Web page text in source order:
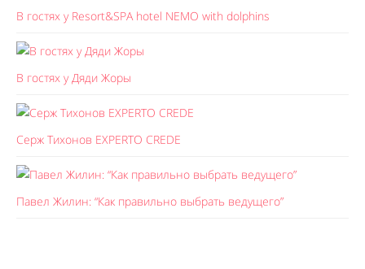
В гостях у Resort&SPA hotel NEMO with dolphins
В гостях у Дяди Жоры
Серж Тихонов EXPERTO CREDE
Павел Жилин: “Как правильно выбрать ведущего”